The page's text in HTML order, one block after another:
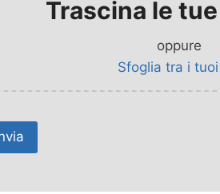
Trascina le
oppure
Sfoglia tra i